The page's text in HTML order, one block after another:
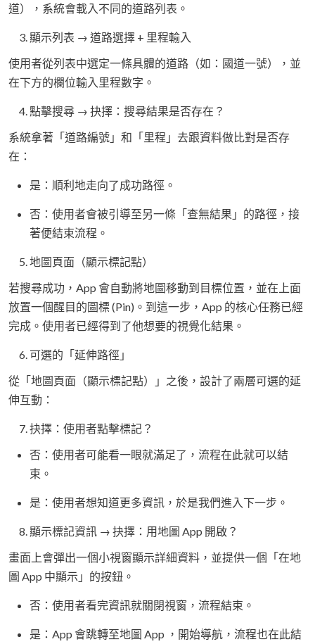
道），系統會載入不同的道路列表。
顯示列表 → 道路選擇 + 里程輸入
使用者從列表中選定一條具體的道路（如：國道一號），並
在下方的欄位輸入里程數字。
點擊搜尋 → 抉擇：搜尋結果是否存在？
系統拿著「道路編號」和「里程」去跟資料做比對是否存
在：
是：順利地走向了成功路徑。
否：使用者會被引導至另一條「查無結果」的路徑，接
著便結束流程。
地圖頁面（顯示標記點）
若搜尋成功，App 會自動將地圖移動到目標位置，並在上面
放置一個醒目的圖標 (Pin)。到這一步，App 的核心任務已經
完成。使用者已經得到了他想要的視覺化結果。
可選的「延伸路徑」
從「地圖頁面（顯示標記點）」之後，設計了兩層可選的延
伸互動：
抉擇：使用者點擊標記？
否：使用者可能看一眼就滿足了，流程在此就可以結
束。
是：使用者想知道更多資訊，於是我們進入下一步。
顯示標記資訊 → 抉擇：用地圖 App 開啟？
畫面上會彈出一個小視窗顯示詳細資料，並提供一個「在地
圖 App 中顯示」的按鈕。
否：使用者看完資訊就關閉視窗，流程結束。
是：App 會跳轉至地圖 App ，開始導航，流程也在此結